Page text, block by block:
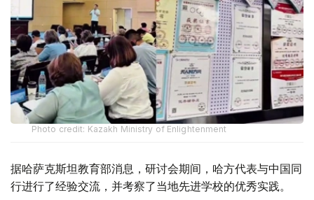
Photo credit: Kazakh Ministry of Enlightenment
据哈萨克斯坦教育部消息，研讨会期间，哈方代表与中国同
行进行了经验交流，并考察了当地先进学校的优秀实践。